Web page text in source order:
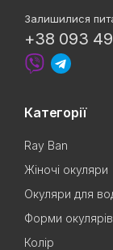
Залишилися
+38 093
Категорії
Ray Ban
Жіночі окуляри
Окуляри для
Форми окулярів
Колір